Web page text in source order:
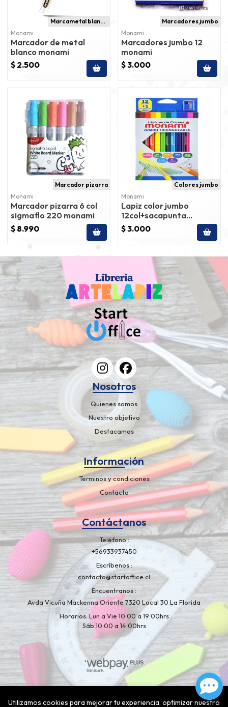
Marcametal blanco
Monami
Marcador de metal
blanco monami
$ 2.500
Marcadores jumbo
Monami
Marcadores jumbo 12
monami
$ 3.000
Marcador pizarra
Monami
Marcador pizarra 6 col
sigmaflo 220 monami
$ 8.990
Colores jumbo
Monami
Lapiz color jumbo
12col+sacapunta
monami
$ 3.000
Nosotros
Quienes somos
Nuestro objetivo
Destacamos
Información
Terminos y condiciones
Contacto
Contáctanos
Teléfono
+56933937450
Escríbenos
contacto@startoffice.cl
Encuentranos
Avda Vicuña Mackenna Oriente 7320 Local 30 La Florida
Horarios: Lun a Vie 10:00 a 19:00hrs
Sáb 10:00 a 14:00hrs
¿Te gusta mi tienda? Yo vendo con
Bsale
Utilizamos cookies para mejorar tu experiencia, optimizar nuestro